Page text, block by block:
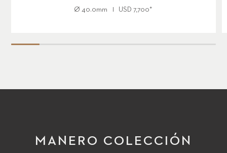
Ø 40.0mm USD 7,700*
MANERO COLECCIÓN